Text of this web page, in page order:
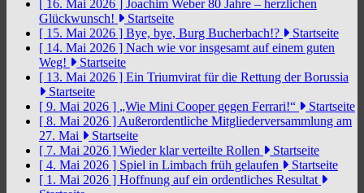
[ 16. Mai 2026 ] Joachim Weber 80 Jahre – herzlichen
Glückwunsch!
Startseite
[ 15. Mai 2026 ] Bye, bye, Burg Bucherbach!?
Startseite
[ 14. Mai 2026 ] Nach wie vor insgesamt auf einem guten
Weg!
Startseite
[ 13. Mai 2026 ] Ein Triumvirat für die Rettung der Borussia
Startseite
[ 9. Mai 2026 ] „Wie Mini Cooper gegen Ferrari!“
Startseite
[ 8. Mai 2026 ] Außerordentliche Mitgliederversammlung am
27. Mai
Startseite
[ 7. Mai 2026 ] Wieder klar verteilte Rollen
Startseite
[ 4. Mai 2026 ] Spiel in Limbach früh gelaufen
Startseite
[ 1. Mai 2026 ] Hoffnung auf ein ordentliches Resultat